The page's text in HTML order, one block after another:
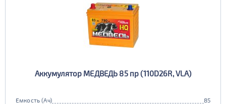
Аккумулятор МЕДВЕДЬ 85 пр (110D26R, VLA)
Емкость (Ач)
85